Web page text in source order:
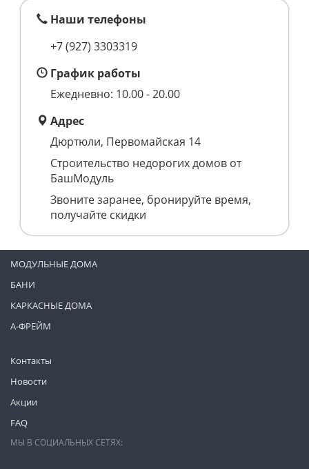
Наши телефоны
+7 (927) 3303319
График работы
Ежедневно: 10.00 - 20.00
Адрес
Дюртюли, Первомайская 14
Строительство недорогих домов от
БашМодуль
Звоните заранее, бронируйте время,
получайте скидки
Контакты
Новости
Акции
FAQ
МОДУЛЬНЫЕ ДОМА
БАНИ
КАРКАСНЫЕ ДОМА
А-ФРЕЙМ
МЫ В СОЦИАЛЬНЫХ СЕТЯХ: